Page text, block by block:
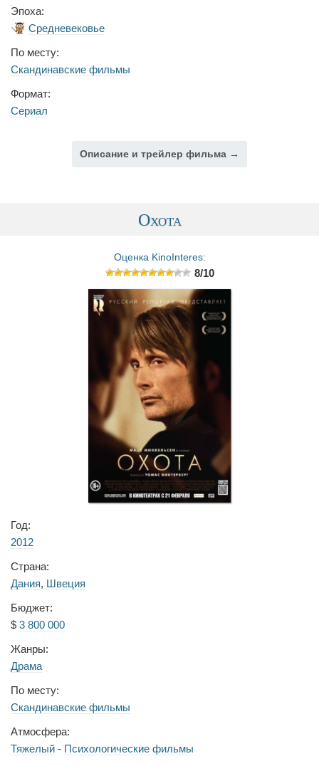
Эпоха:
Средневековье
По месту:
Скандинавские фильмы
Формат:
Сериал
Описание и трейлер фильма →
Охота
Оценка KinoInteres:
8/10
Год:
2012
Страна:
Дания, Швеция
Бюджет:
$ 3 800 000
Жанры:
Драма
По месту:
Скандинавские фильмы
Атмосфера:
Тяжелый - Психологические фильмы